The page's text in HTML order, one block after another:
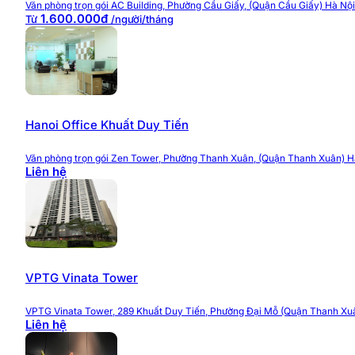
>>> Có thể bạn muốn xem các
Tiện ích và dịch vụ CCB Office
Lựa chọn văn phòng trọn gói CCB Office Việt Á
Tiện ích nổi bật
Văn phòng trọn gói AC Building, Phường Cầu Giấy, (Quận Cầu Giấy) Hà Nội
Từ 1.600.000đ /người/tháng
Hanoi Office Khuất Duy Tiến
Văn phòng trọn gói Zen Tower, Phường Thanh Xuân, (Quận Thanh Xuân)
Liên hệ
VPTG Vinata Tower
VPTG Vinata Tower, 289 Khuất Duy Tiến, Phường Đại Mỗ (Quận Thanh
Liên hệ